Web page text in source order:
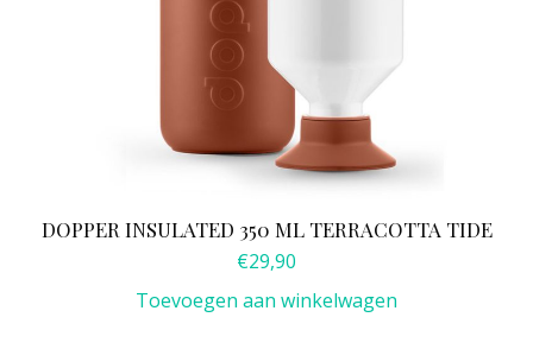
DOPPER INSULATED 350 ML TERRACOTTA TIDE
€29,90
Toevoegen aan winkelwagen